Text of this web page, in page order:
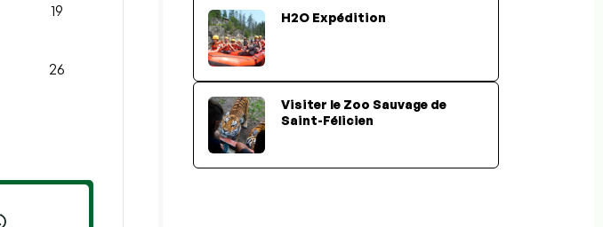
19
26
H2O Expédition
Visiter le Zoo Sauvage de
Saint-Félicien